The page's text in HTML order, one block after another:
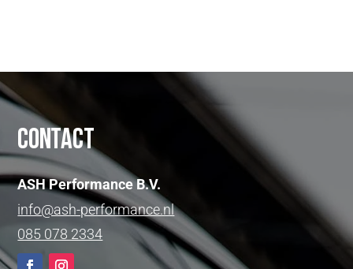
Contact
ASH Performance B.V.
info@ash-performance.nl
085 078 2334